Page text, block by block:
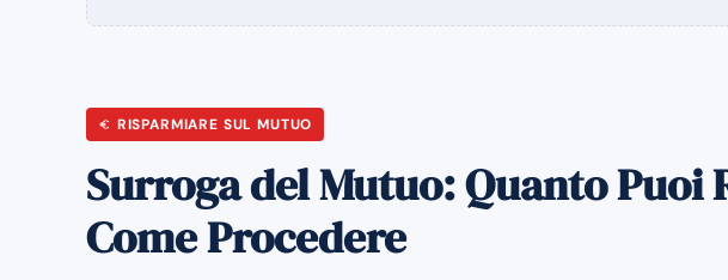
RISPARMIARE SUL MUTUO
Surroga del Mutuo: Quanto Puoi
Come Procedere